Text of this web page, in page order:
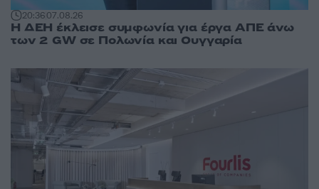
20:3607.08.26
Η ΔΕΗ έκλεισε συμφωνία για έργα ΑΠΕ άνω
των 2 GW σε Πολωνία και Ουγγαρία